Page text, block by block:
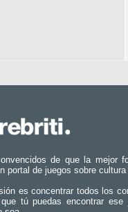
de que la mejor
portal de juegos sobre
es concentrar todos los
que tú puedas encontrar